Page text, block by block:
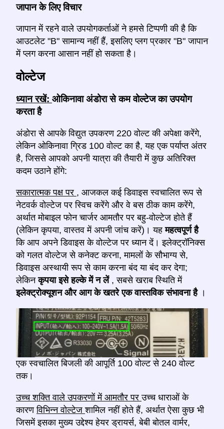
जापान के लिए विचार
जापान में रहने वाले उपयोगकर्ताओं ने हमसे टिप्पणी की है कि
आउटलेट "B" सामान्य नहीं हैं, इसलिए प्लग प्रकार "B" जापान
में प्लग करना आसान नहीं हो सकता है।
वोल्टेज
ध्यान रखें: ओकिनावा अंडोरा से कम वोल्टेज का उपयोग
करता है
अंडोरा से आपके विद्युत उपकरण 220 वोल्ट की अपेक्षा करेंगे,
लेकिन ओकिनावा ग्रिड 100 वोल्ट का है, यह एक पर्याप्त अंतर
है, जिससे आपको अपनी यात्रा की तैयारी में कुछ अतिरिक्त
कदम उठाने होंगे:
सकारात्मक पक्ष पर , आजकल कई डिवाइस स्वचालित रूप से
नेटवर्क वोल्टेज पर स्विच करेंगे और वे बस ठीक काम करेंगे,
अर्थात मोबाइल फोन चार्जर आमतौर पर बहु-वोल्टेज होते हैं
(लेकिन कृपया, वास्तव में अपनी जांच करें)। यहमहत्वपूर्ण है
कि आप अपने डिवाइस के वोल्टेज पर ध्यान दें। इलेक्ट्रॉनिक्स
को गलत वोल्टेज से कनेक्ट करना, मामलों के सौभाग्य से,
डिवाइस अस्थायी रूप से काम करना बंद या बंद कर देगा;
लेकिनकृपया इसे हल्के में न लें , सबसे खराब स्थिति में
इलेक्ट्रोक्यूशन और आग के खतरे एक वास्तविक संभावना है ।
एक स्वचालित बिजली की आपूर्ति 100 वोल्ट से 240 वोल्ट
तक।
उच्च शक्ति वाले उपकरणों में आमतौर परउच्च धाराओं के
कारणविभिन्न वोल्टेजशामिल नहीं होते हैं, अर्थात ऐसा कुछ भी
जिसमें इसका मुख्य उद्देश्य हेयर ड्रायर्स, बेबी बोतल वार्मर,